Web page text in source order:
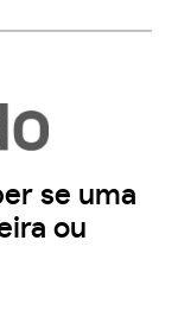
se uma
ou